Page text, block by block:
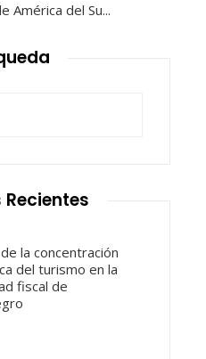
América del Su...
la concentración
del turismo en la
fiscal de